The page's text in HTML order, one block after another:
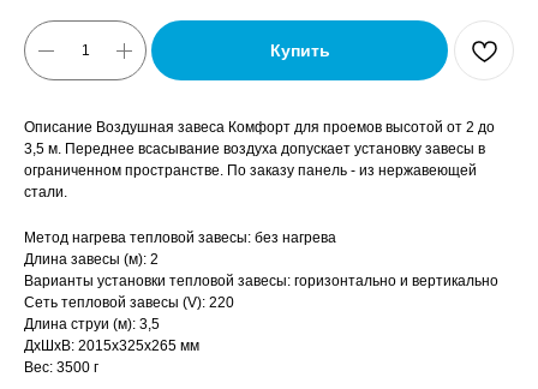
Купить
Описание Воздушная завеса Комфорт для проемов высотой от 2 до
3,5 м. Переднее всасывание воздуха допускает установку завесы в
ограниченном пространстве. По заказу панель - из нержавеющей
стали.
Метод нагрева тепловой завесы: без нагрева
Длина завесы (м): 2
Варианты установки тепловой завесы: горизонтально и вертикально
Сеть тепловой завесы (V): 220
Длина струи (м): 3,5
ДxШxВ: 2015x325x265 мм
Вес: 3500 г